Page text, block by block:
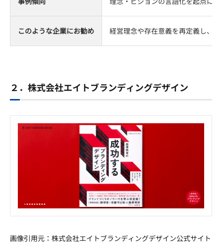
このような企業にお勧め 経営理念や存在意義を再定義し、
２．株式会社エイトブランディングデザイン
画像引用元：株式会社エイトブランディングデザイン公式サイト